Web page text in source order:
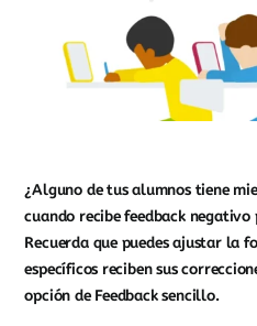
¿Alguno de tus alumnos tiene
cuando recibe feedback
Recuerda que puedes ajustar la
específicos reciben sus
opción de Feedback sencillo.